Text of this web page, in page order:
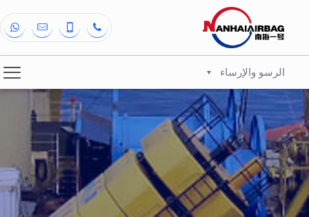
الرسو والإرساء